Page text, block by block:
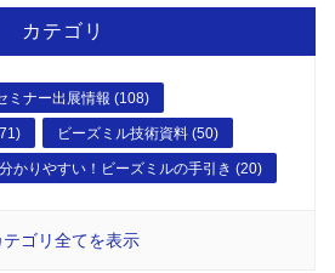
カテゴリ
ミナー出展情報 (108)
ビーズミル技術資料 (50)
分かりやすい！ビーズミルの手引き (20)
テゴリ全てを表示